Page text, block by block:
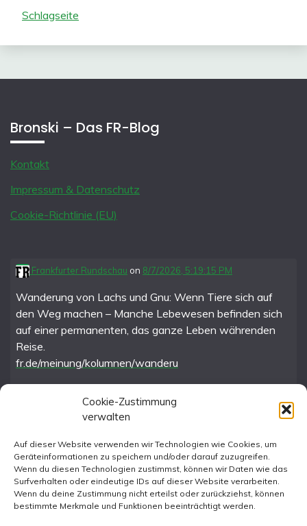
Cookie-Zustimmung
verwalten
Auf dieser Website verwenden wir Technologien wie Cookies, um
Geräteinformationen zu speichern und/oder darauf zuzugreifen.
Wenn du diesen Technologien zustimmst, können wir Daten wie das
Surfverhalten oder eindeutige IDs auf dieser Website verarbeiten.
Wenn du deine Zustimmung nicht erteilst oder zurückziehst, können
bestimmte Merkmale und Funktionen beeinträchtigt werden.
Schlagseite
Bronski – Das FR-Blog
Kontakt
Impressum & Datenschutz
Cookie-Richtlinie (EU)
Frankfurter Rundschau on 8/7/2026, 5:19:15 PM
Wanderung von Lachs und Gnu: Wenn Tiere sich auf
den Weg machen – Manche Lebewesen befinden sich
auf einer permanenten, das ganze Leben währenden
Reise.
fr.de/meinung/kolumnen/wanderu
Instagram